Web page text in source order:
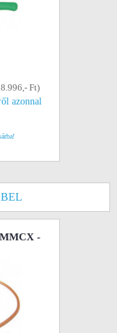
Ft)
azonnal
-